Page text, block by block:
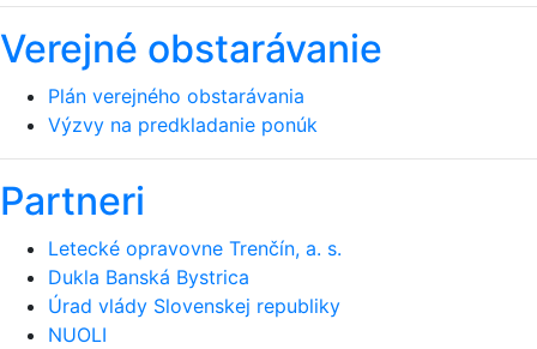
Verejné obstarávanie
Plán verejného obstarávania
Výzvy na predkladanie ponúk
Partneri
Letecké opravovne Trenčín, a. s.
Dukla Banská Bystrica
Úrad vlády Slovenskej republiky
NUOLI